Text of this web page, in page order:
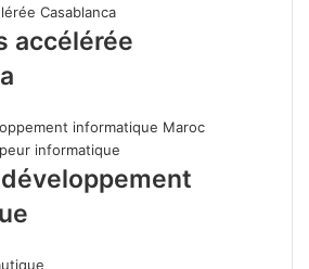
accélérée